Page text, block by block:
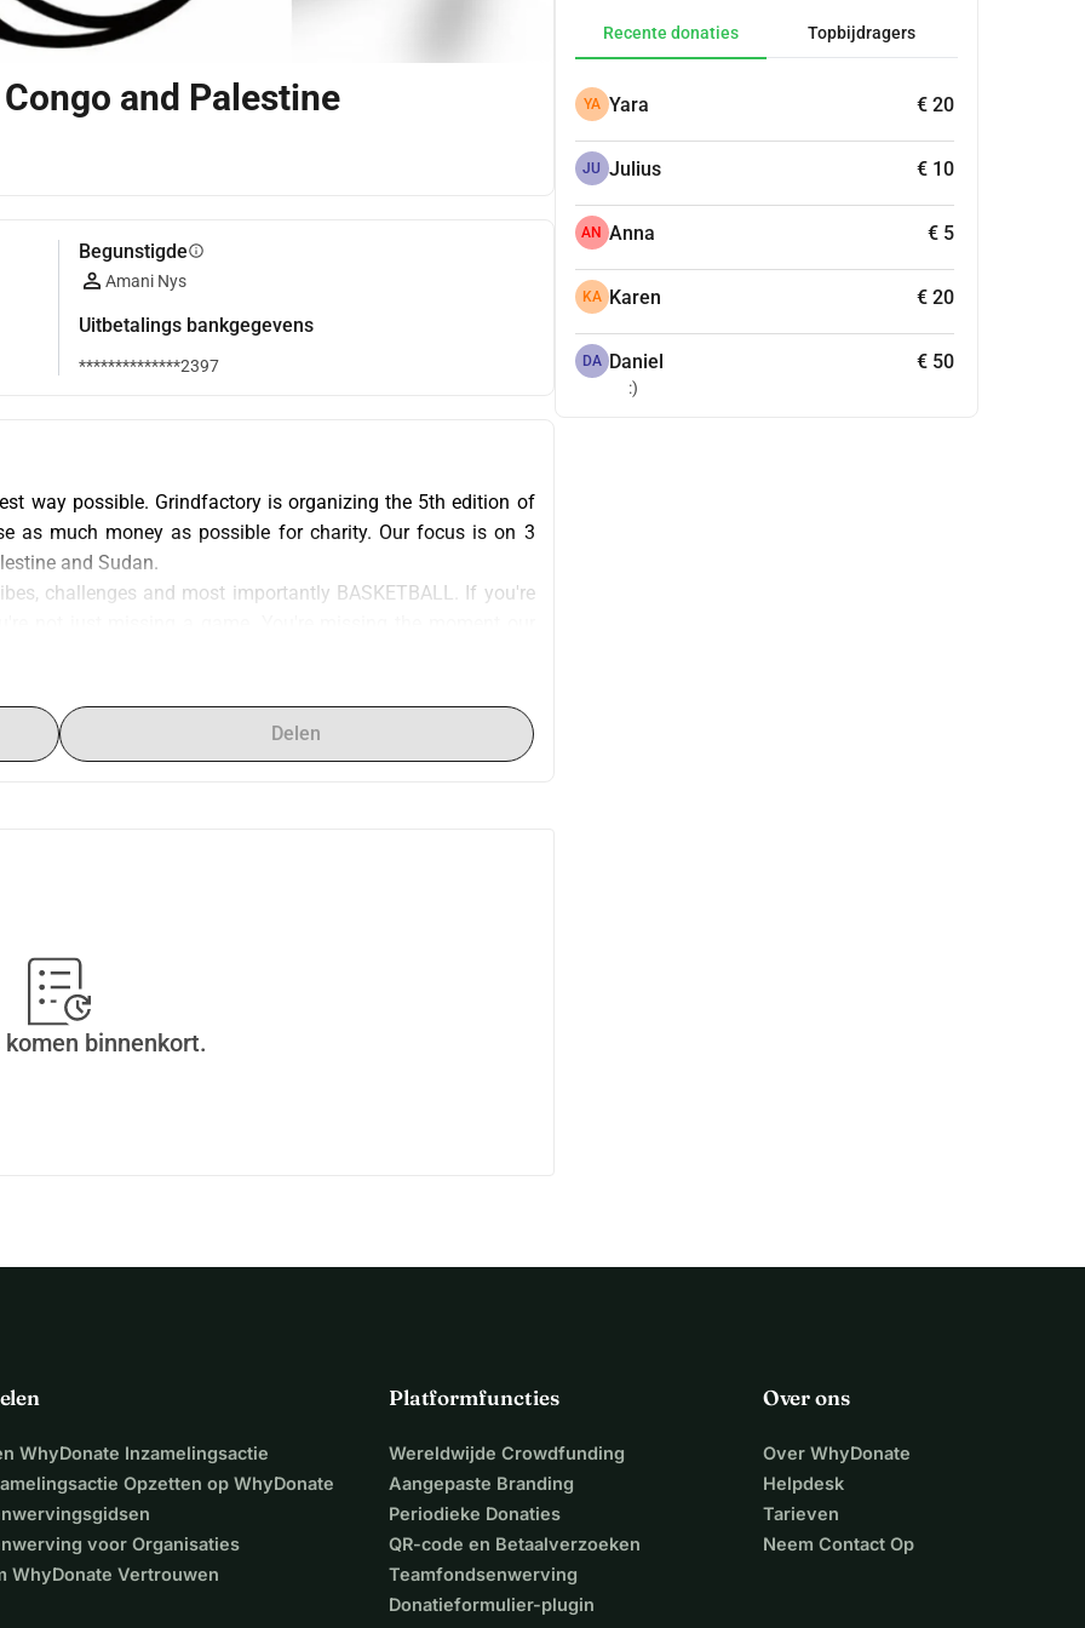
and Palestine
Begunstigdeinfo
Amani Nys
Uitbetalings bankgegevens
**************2397
way possible. Grindfactory is organizing the 5th edition of
as much money as possible for charity. Our focus is on 3
and Sudan.
challenges and most importantly BASKETBALL. If you're
Kruis).
Delen
komen binnenkort.
Recente donaties Topbijdragers
YA Yara € 20
JU Julius € 10
AN Anna € 5
KA Karen € 20
DA Daniel € 50
:)
WhyDonate Inzamelingsactie
Opzetten op WhyDonate
voor Organisaties
WhyDonate Vertrouwen
Platformfuncties
Wereldwijde Crowdfunding
Aangepaste Branding
Periodieke Donaties
QR-code en Betaalverzoeken
Teamfondsenwerving
Donatieformulier-plugin
Over ons
Over WhyDonate
Helpdesk
Tarieven
Neem Contact Op